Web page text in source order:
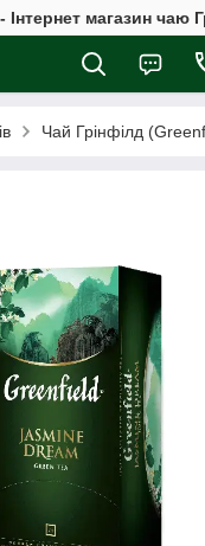
магазин чаю
Чай Грінфілд